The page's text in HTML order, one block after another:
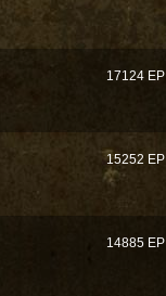
17124 EP
15252 EP
14885 EP